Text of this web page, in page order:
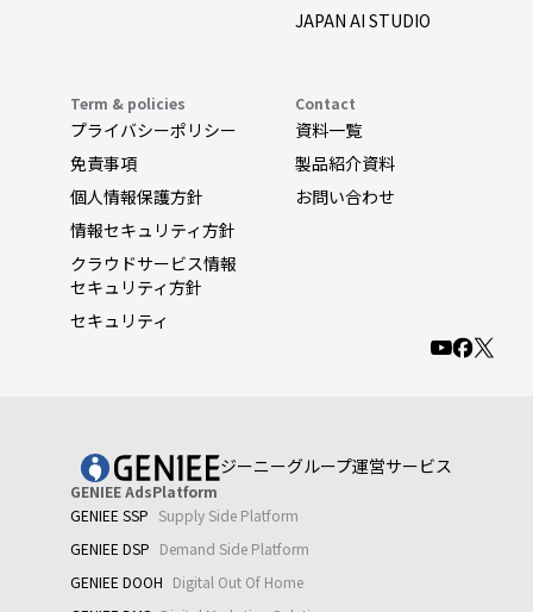
JAPAN AI STUDIO
Term & policies
プライバシーポリシー
免責事項
個人情報保護方針
情報セキュリティ方針
クラウドサービス情報
セキュリティ方針
セキュリティ
Contact
資料一覧
製品紹介資料
お問い合わせ
ジーニーグループ運営サービス
GENIEE AdsPlatform
GENIEE SSP Supply Side Platform
GENIEE DSP Demand Side Platform
GENIEE DOOH Digital Out Of Home